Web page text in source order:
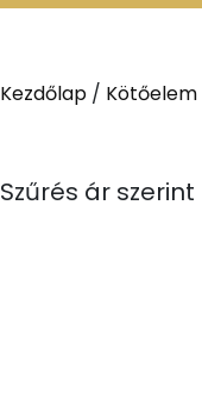
Kezdőlap / Kötőelem
Szűrés ár szerint